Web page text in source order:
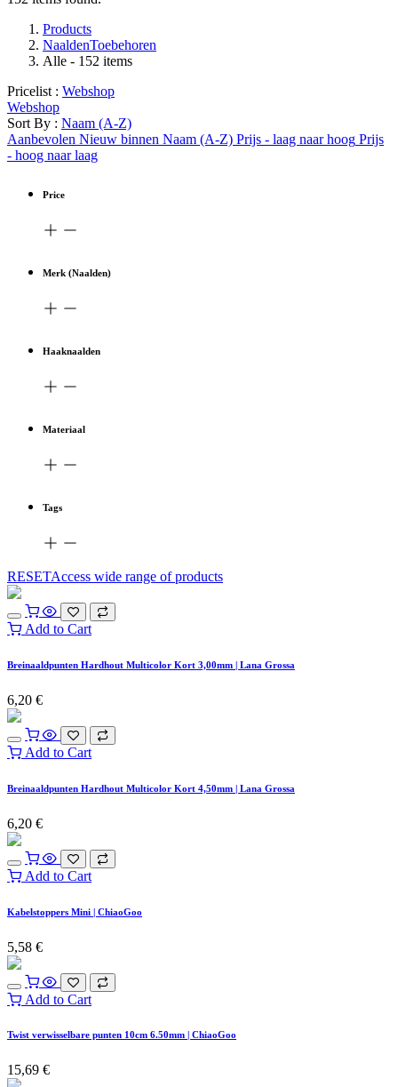
Products
NaaldenToebehoren
Alle - 152 items
Pricelist : Webshop
Webshop
Sort By : Naam (A-Z)
Aanbevolen Nieuw binnen Naam (A-Z) Prijs - laag naar hoog Prijs
- hoog naar laag
Price
Merk (Naalden)
Haaknaalden
Materiaal
Tags
RESETAccess wide range of products
Add to Cart
Breinaaldpunten Hardhout Multicolor Kort 3,00mm | Lana Grossa
6,20 €
Add to Cart
Breinaaldpunten Hardhout Multicolor Kort 4,50mm | Lana Grossa
6,20 €
Add to Cart
Kabelstoppers Mini | ChiaoGoo
5,58 €
Add to Cart
Twist verwisselbare punten 10cm 6.50mm | ChiaoGoo
15,69 €